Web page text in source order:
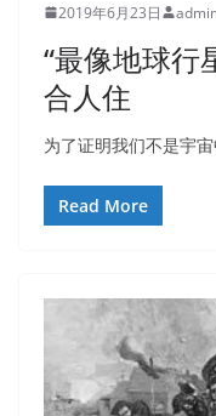
2019年6月23日
“最像地球行
合人住
为了证明我们不是宇
Read More